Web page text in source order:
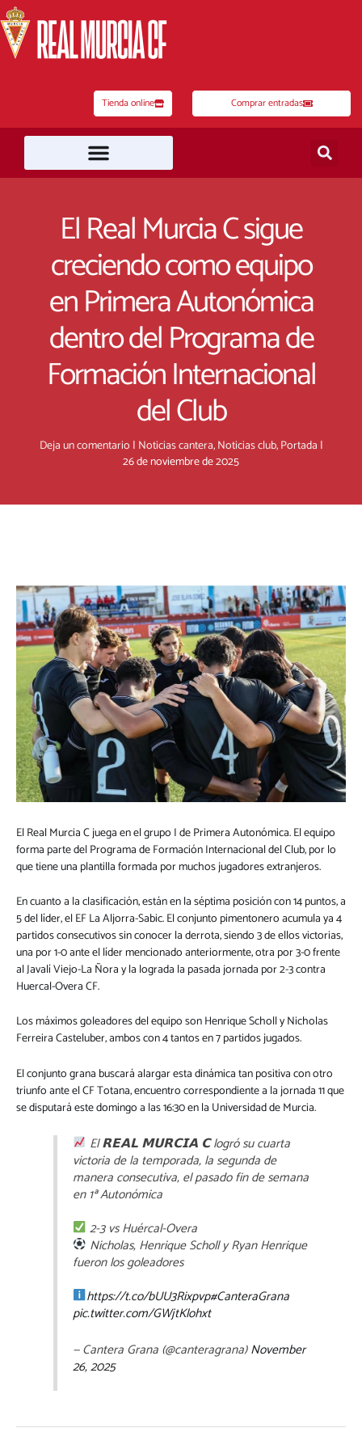
al
contenido
Tienda online Comprar entradas
El Real Murcia C sigue
creciendo como equipo
en Primera Autonómica
dentro del Programa de
Formación Internacional
del Club
Deja un comentario | Noticias cantera,Noticias club,Portada |
26 de noviembre de 2025
El Real Murcia C juega en el grupo I de Primera Autonómica. El equipo
forma parte del Programa de Formación Internacional del Club, por lo
que tiene una plantilla formada por muchos jugadores extranjeros.
En cuanto a la clasificación, están en la séptima posición con 14 puntos, a
5 del líder, el EF La Aljorra-Sabic. El conjunto pimentonero acumula ya 4
partidos consecutivos sin conocer la derrota, siendo 3 de ellos victorias,
una por 1-0 ante el líder mencionado anteriormente, otra por 3-0 frente
al Javalí Viejo-La Ñora y la lograda la pasada jornada por 2-3 contra
Huercal-Overa CF.
Los máximos goleadores del equipo son Henrique Scholl y Nicholas
Ferreira Casteluber, ambos con 4 tantos en 7 partidos jugados.
El conjunto grana buscará alargar esta dinámica tan positiva con otro
triunfo ante el CF Totana, encuentro correspondiente a la jornada 11 que
se disputará este domingo a las 16:30 en la Universidad de Murcia.
El 𝗥𝗘𝗔𝗟 𝗠𝗨𝗥𝗖𝗜𝗔 𝗖 logró su cuarta
victoria de la temporada, la segunda de
manera consecutiva, el pasado fin de semana
en 1ª Autonómica
2-3 vs Huércal-Overa
Nicholas, Henrique Scholl y Ryan Henrique
fueron los goleadores
https://t.co/bUU3Rixpvp#CanteraGrana
pic.twitter.com/GWjtKlohxt
— Cantera Grana (@canteragrana)November
26, 2025